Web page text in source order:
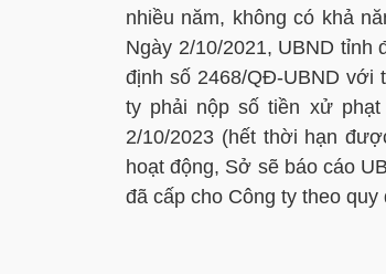
nhiều năm, không có khả
Ngày 2/10/2021, UBND tỉnh
định số 2468/QĐ-UBND với
ty phải nộp số tiền xử
2/10/2023 (hết thời hạn
hoạt động, Sở sẽ báo cáo
đã cấp cho Công ty theo